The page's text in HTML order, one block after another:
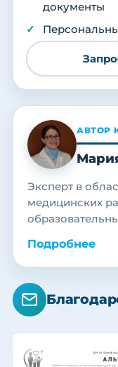
документы
АВТОР
Эксперт в
медицинских
Подробнее